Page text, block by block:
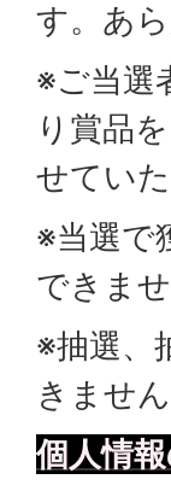
す。あ
※ご当選
り賞品
せてい
※当選で
できませ
※抽選、
きませ
個人情